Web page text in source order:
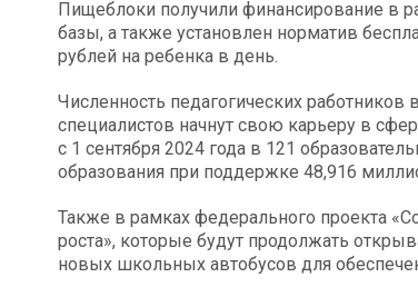
Пищеблоки получили финансирование в
базы, а также установлен норматив
рублей на ребенка в день.
Численность педагогических
специалистов начнут свою карьеру в
с 1 сентября 2024 года в 121
образования при поддержке 48,916
Также в рамках федерального проекта
роста», которые будут продолжать
новых школьных автобусов для